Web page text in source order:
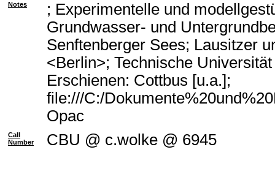
Notes
; Experimentelle und
Grundwasser- und
Senftenberger Sees; Lausitzer
<Berlin>; Technische
Erschienen: Cottbus [u.a.];
file:///C:/
Opac
Call
Number
CBU @ c.wolke @ 6945